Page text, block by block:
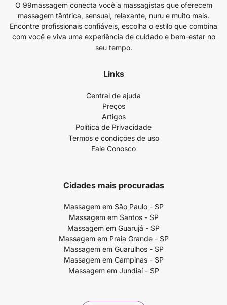
O 99massagem conecta você a massagistas que oferecem
massagem tântrica, sensual, relaxante, nuru e muito mais.
Encontre profissionais confiáveis, escolha o estilo que combina
com você e viva uma experiência de cuidado e bem-estar no
seu tempo.
Links
Central de ajuda
Preços
Artigos
Política de Privacidade
Termos e condições de uso
Fale Conosco
Cidades mais procuradas
Massagem em São Paulo - SP
Massagem em Santos - SP
Massagem em Guarujá - SP
Massagem em Praia Grande - SP
Massagem em Guarulhos - SP
Massagem em Campinas - SP
Massagem em Jundiaí - SP